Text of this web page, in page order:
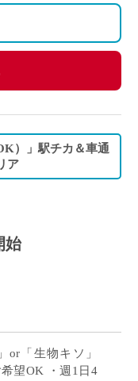
）」駅チカ＆車通
ア
始
or「生物キソ」
望OK ・週1日4